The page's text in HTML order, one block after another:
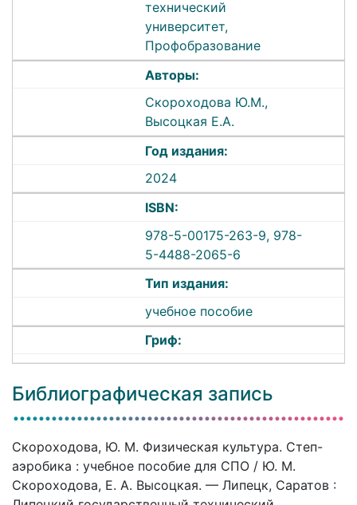
технический
университет,
Профобразование
Авторы:
Скороходова Ю.М.,
Высоцкая Е.А.
Год издания:
2024
ISBN:
978-5-00175-263-9, 978-
5-4488-2065-6
Тип издания:
учебное пособие
Гриф:
Библиографическая запись
Скороходова, Ю. М. Физическая культура. Степ-
аэробика : учебное пособие для СПО / Ю. М.
Скороходова, Е. А. Высоцкая. — Липецк, Саратов :